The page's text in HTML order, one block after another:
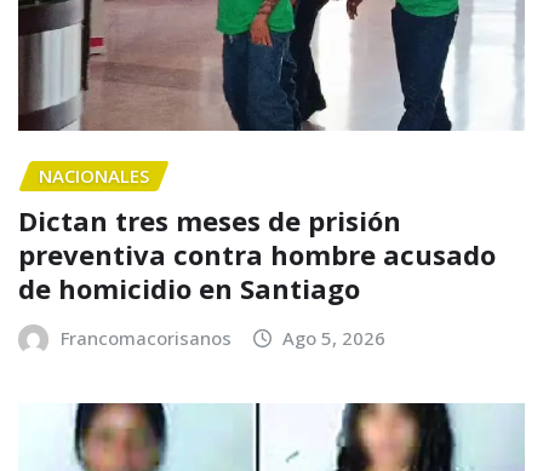
NACIONALES
Dictan tres meses de prisión
preventiva contra hombre acusado
de homicidio en Santiago
Francomacorisanos Ago 5, 2026